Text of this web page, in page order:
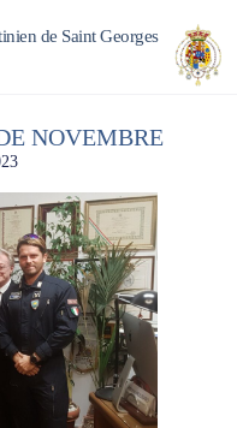
de Saint Georges
NOVEMBRE